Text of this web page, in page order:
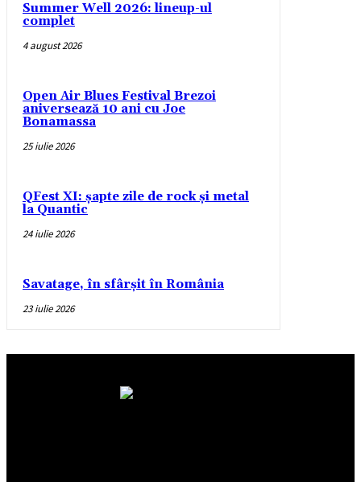
Summer Well 2026: lineup-ul
complet
4 august 2026
Open Air Blues Festival Brezoi
aniversează 10 ani cu Joe
Bonamassa
25 iulie 2026
QFest XI: șapte zile de rock și metal
la Quantic
24 iulie 2026
Savatage, în sfârșit în România
23 iulie 2026